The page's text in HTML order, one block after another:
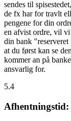
sendes til
de fx har for travlt
pengene for din
en afvist ordre, vil
din bank
at du først kan se
kommer an på
ansvarlig for.
5.4
Afhentningstid: